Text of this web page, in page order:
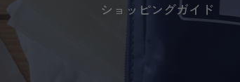
ショッピングガイド